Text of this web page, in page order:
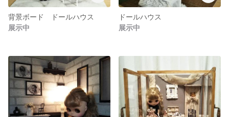
背景ボード ドールハウス
展示中
ドールハウス
展示中